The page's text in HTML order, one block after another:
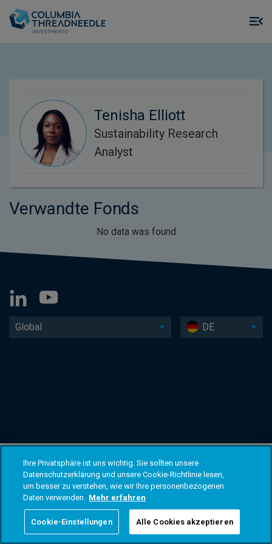
Tenisha Elliott
Sustainability Research
Analyst
Verwandte Fonds
No data was found
Global DE
Ihre Privatsphäre ist uns wichtig. Sie sollten unsere
Datenschutzerklärung und unsere Cookie-Richtlinie lesen,
um besser zu verstehen, wie wir Ihre personenbezogenen
Daten verwenden. Mehr erfahren
Cookie-Einstellungen Alle Cookies akzeptieren